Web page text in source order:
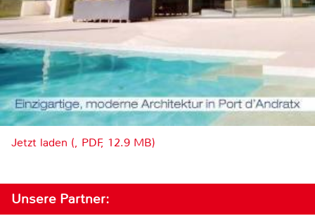
Jetzt laden (, PDF, 12.9 MB)
Unsere Partner: